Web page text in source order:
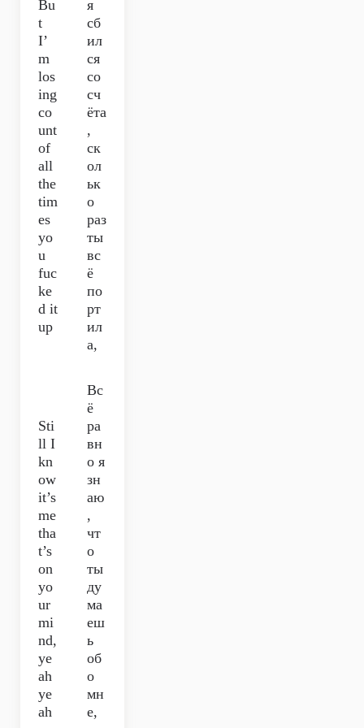
Bu
t
I’
m
los
ing
co
unt
of
all
the
tim
es
yo
u
fuc
ke
d it
up
я
сб
ил
ся
со
сч
ёта
,
ск
ол
ьк
о
раз
ты
вс
ё
по
рт
ил
а,
Sti
ll I
kn
ow
it’s
me
tha
t’s
on
yo
ur
mi
nd,
ye
ah
ye
ah
Вс
ё
ра
вн
о я
зн
аю
,
чт
о
ты
ду
ма
еш
ь
об
о
мн
е,